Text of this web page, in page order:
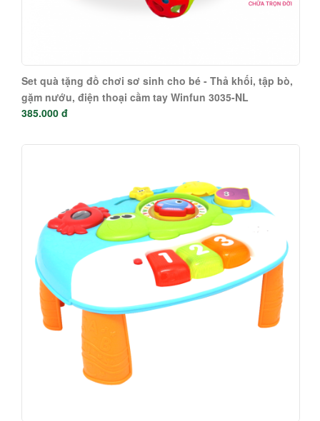
Set quà tặng đồ chơi sơ sinh cho bé - Thả khối, tập bò,
gặm nướu, điện thoại cầm tay Winfun 3035-NL
385.000 đ